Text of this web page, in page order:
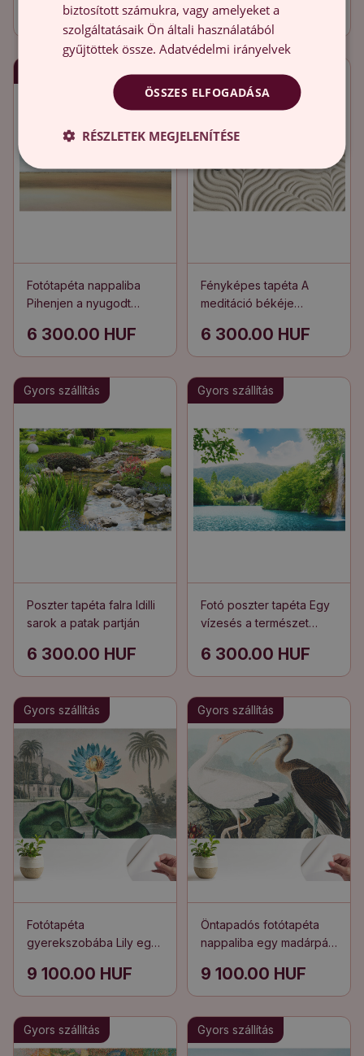
9 100.00 HUF 6 300.00 HUF
Fotótapéta nappaliba
Pihenjen a nyugodt
6 300.00 HUF
Fényképes tapéta A
meditáció békéje
6 300.00 HUF
Gyors szállítás
Poszter tapéta falra Idilli
sarok a patak partján
6 300.00 HUF
Gyors szállítás
Fotó poszter tapéta Egy
vízesés a természet
6 300.00 HUF
Gyors szállítás
Fotótapéta
gyerekszobába Lily egy
9 100.00 HUF
Gyors szállítás
Öntapadós fotótapéta
nappaliba egy madárpár
9 100.00 HUF
Gyors szállítás Gyors szállítás
biztosított számukra, vagy amelyeket a
szolgáltatásaik Ön általi használatából
gyűjtöttek össze.Adatvédelmi irányelvek
ÖSSZES ELFOGADÁSA
RÉSZLETEK MEGJELENÍTÉSE